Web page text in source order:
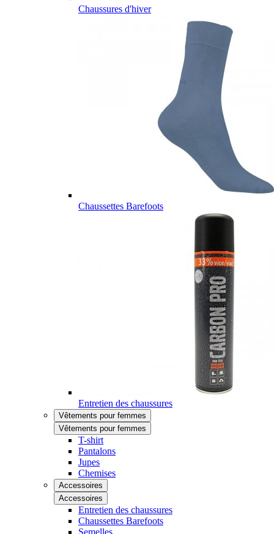
Chaussures d'hiver
Chaussettes Barefoots
Entretien des chaussures
Vêtements pour femmes
Vêtements pour femmes
T-shirt
Pantalons
Jupes
Chemises
Accessoires
Accessoires
Entretien des chaussures
Chaussettes Barefoots
Semelles